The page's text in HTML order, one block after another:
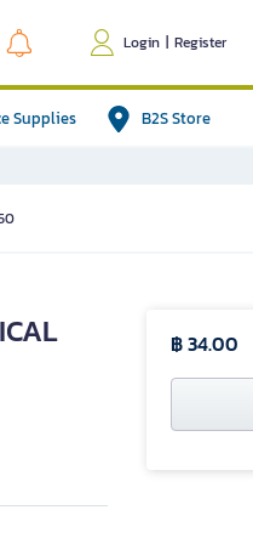
Login | Register
Supplies B2S Store
฿ 34.00